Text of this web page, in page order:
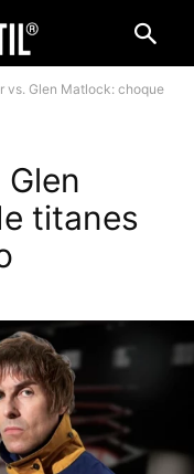
vs. Glen Matlock: choque
titanes